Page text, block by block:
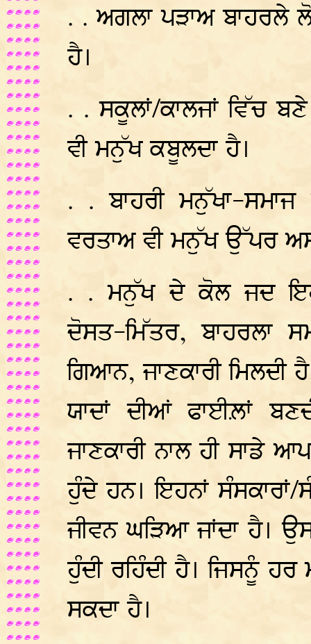
. . ਅਗਲਾ ਪੜਾਅ ਬਾਹਰਲੇ
ਹੈ।
. . ਸਕੂਲਾਂ/ਕਾਲਜਾਂ ਵਿੱਚ
ਵੀ ਮਨੁੱਖ ਕਬੂਲਦਾ ਹੈ।
. . ਬਾਹਰੀ ਮਨੁੱਖਾ-
ਵਰਤਾਅ ਵੀ ਮਨੁੱਖ ਉੱਪਰ
. . ਮਨੁੱਖ ਦੇ ਕੋਲ ਜਦ
ਦੋਸਤ-ਮਿੱਤਰ, ਬਾਹਰਲਾ
ਗਿਆਨ, ਜਾਣਕਾਰੀ
ਯਾਦਾਂ ਦੀਆਂ ਫਾਈਲ਼ਾਂ
ਜਾਣਕਾਰੀ ਨਾਲ ਹੀ ਸਾਡੇ
ਹੁੰਦੇ ਹਨ। ਇਹਨਾਂ
ਜੀਵਨ ਘੜਿਆ ਜਾਂਦਾ ਹੈ।
ਹੁੰਦੀ ਰਹਿੰਦੀ ਹੈ। ਜਿਸਨੂੰ
ਸਕਦਾ ਹੈ।